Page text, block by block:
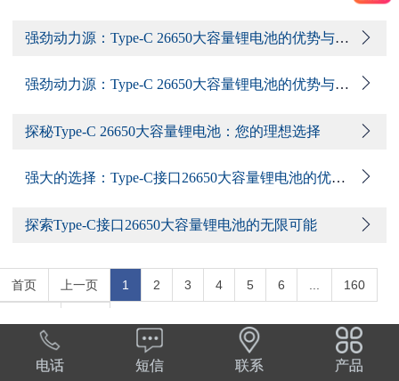
强劲动力源：Type-C 26650大容量锂电池的优势与应用
强劲动力源：Type-C 26650大容量锂电池的优势与应用
探秘Type-C 26650大容量锂电池：您的理想选择
强大的选择：Type-C接口26650大容量锂电池的优势与应用
探索Type-C接口26650大容量锂电池的无限可能
首页 上一页 1 2 3 4 5 6 ... 160
电话 短信 联系 产品